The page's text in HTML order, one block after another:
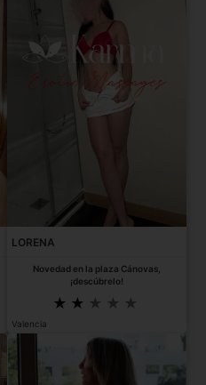
LORENA
Novedad en la plaza Cánovas,
¡descúbrelo!
Valencia